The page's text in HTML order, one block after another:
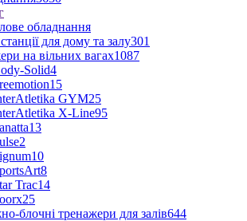
обладнання
для дому та залу301
на вільних вагах1087
Solid4
15
GYM25
X-Line95
13
2
10
8
Trac14
25
блочні тренажери для залів644